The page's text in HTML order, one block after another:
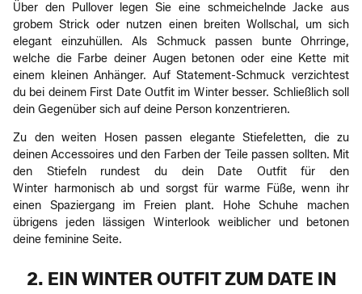
Über den Pullover legen Sie eine schmeichelnde Jacke aus
grobem Strick oder nutzen einen breiten Wollschal, um sich
elegant einzuhüllen. Als Schmuck passen bunte Ohrringe,
welche die Farbe deiner Augen betonen oder eine Kette mit
einem kleinen Anhänger. Auf Statement-Schmuck verzichtest
du bei deinem First Date Outfit im Winter besser. Schließlich soll
dein Gegenüber sich auf deine Person konzentrieren.
Zu den weiten Hosen passen elegante Stiefeletten, die zu
deinen Accessoires und den Farben der Teile passen sollten. Mit
den Stiefeln rundest du dein Date Outfit für den
Winter harmonisch ab und sorgst für warme Füße, wenn ihr
einen Spaziergang im Freien plant. Hohe Schuhe machen
übrigens jeden lässigen Winterlook weiblicher und betonen
deine feminine Seite.
2. EIN WINTER OUTFIT ZUM DATE IN